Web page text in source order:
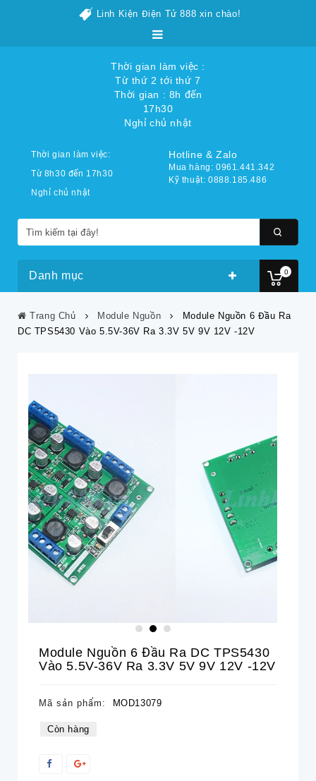
Linh Kiện Điện Tử 888 xin chào!
Thời gian làm việc :
Từ thứ 2 tới thứ 7
Thời gian : 8h đến
17h30
Nghỉ chủ nhật
0
Thời gian làm việc:
Từ 8h30 đến 17h30
Nghỉ chủ nhật
Hotline & Zalo
Mua hàng: 0961.441.342
Kỹ thuật: 0888.185.486
Danh mục
Trang Chủ Module Nguồn
Module Nguồn 6 Đầu Ra
DC TPS5430 Vào 5.5V-36V Ra 3.3V 5V 9V 12V -12V
Module Nguồn 6 Đầu Ra DC TPS5430
Vào 5.5V-36V Ra 3.3V 5V 9V 12V -12V
Mã sản phẩm: MOD13079
Còn hàng